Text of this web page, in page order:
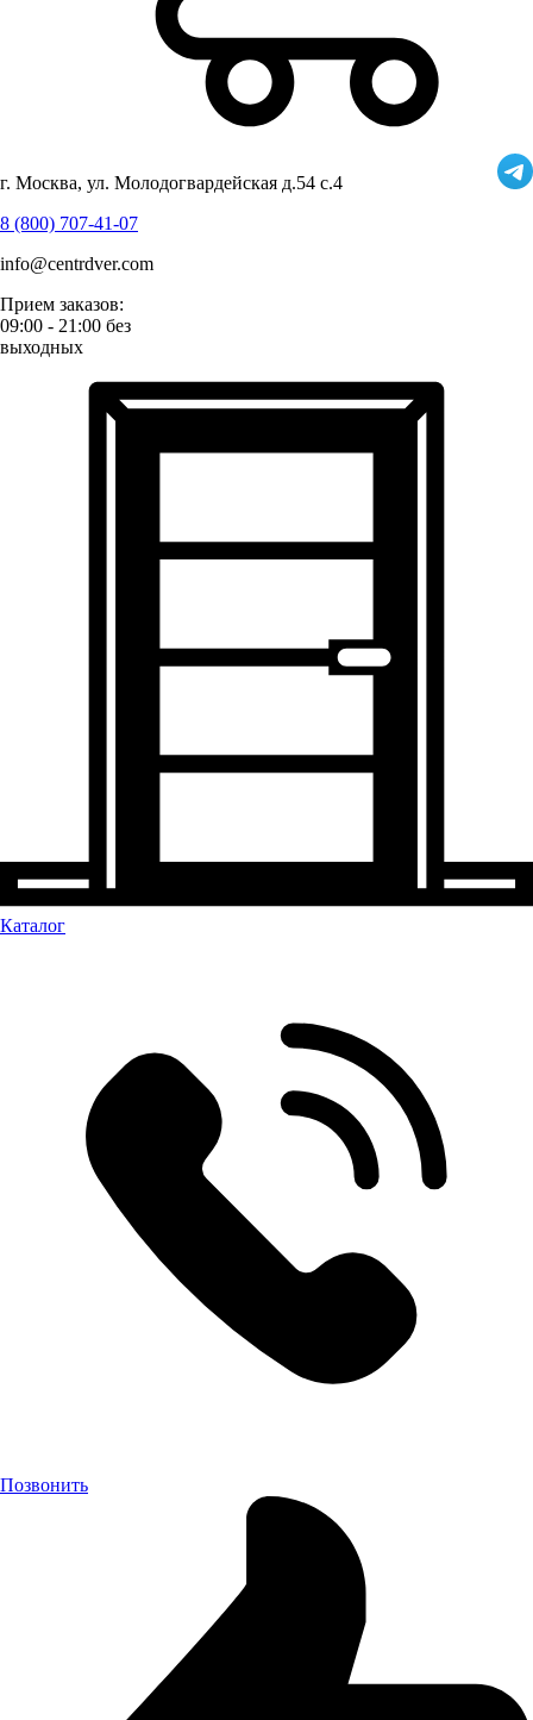
г. Москва, ул. Молодогвардейская д.54 с.4
8 (800) 707-41-07
info@centrdver.com
Прием заказов:
09:00 - 21:00 без
выходных
Каталог
Позвонить